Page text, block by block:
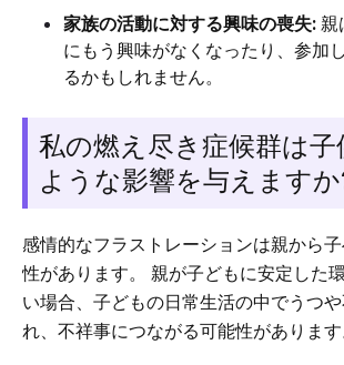
家族の活動に対する興味の喪失:親
にもう興味がなくなったり、参加
るかもしれません。
私の燃え尽き症候群は
ような影響を与えます
感情的なフラストレーションは親から
性があります。 親が子どもに安定した
い場合、子どもの日常生活の中でうつ
れ、不祥事につながる可能性があります